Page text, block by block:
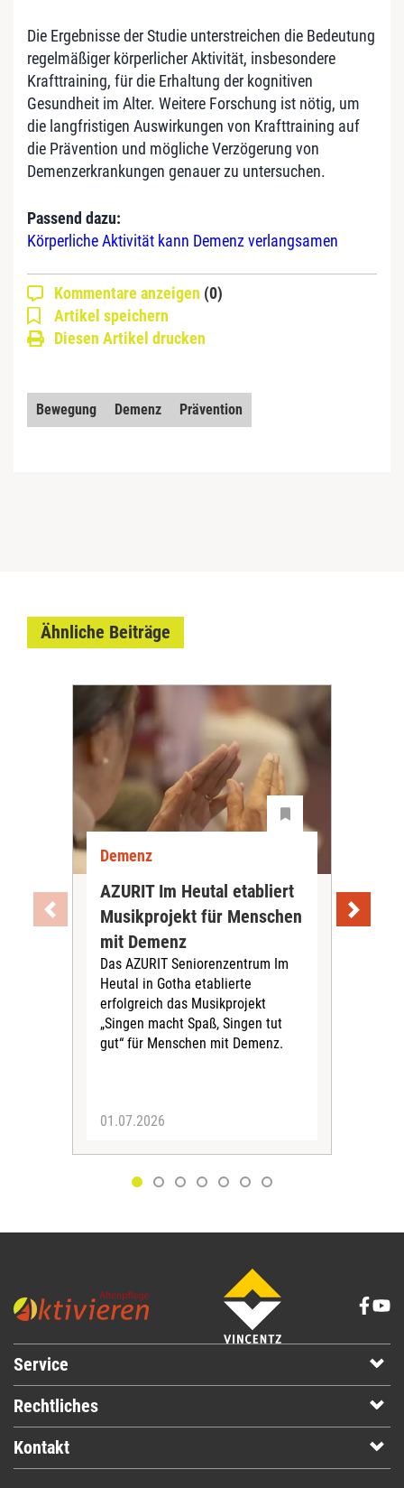
Die Ergebnisse der Studie unterstreichen die Bedeutung
regelmäßiger körperlicher Aktivität, insbesondere
Krafttraining, für die Erhaltung der kognitiven
Gesundheit im Alter. Weitere Forschung ist nötig, um
die langfristigen Auswirkungen von Krafttraining auf
die Prävention und mögliche Verzögerung von
Demenzerkrankungen genauer zu untersuchen.
Passend dazu:
Körperliche Aktivität kann Demenz verlangsamen
Kommentare anzeigen (0)
Artikel speichern
Diesen Artikel drucken
Bewegung Demenz Prävention
Ähnliche Beiträge
Demenz
AZURIT Im Heutal etabliert
Musikprojekt für Menschen
mit Demenz
Das AZURIT Seniorenzentrum Im
Heutal in Gotha etablierte
erfolgreich das Musikprojekt
„Singen macht Spaß, Singen tut
gut“ für Menschen mit Demenz.
01.07.2026
Service
Rechtliches
Kontakt